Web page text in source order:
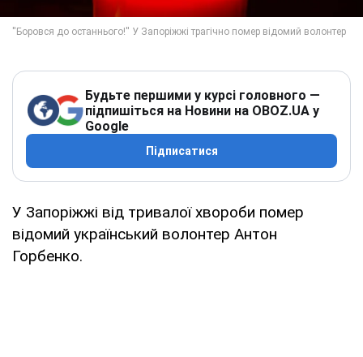
Будьте першими у курсі головного —
підпишіться на Новини на OBOZ.UA у
Google
Підписатися
У Запоріжжі від тривалої хвороби помер
відомий український волонтер Антон
Горбенко.